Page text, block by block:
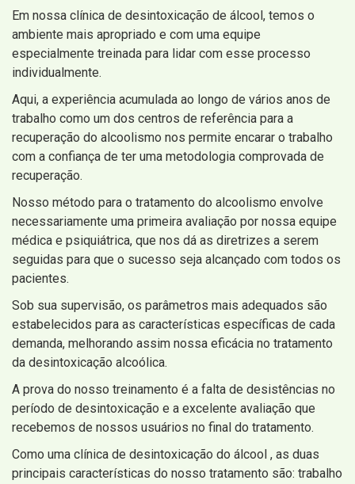
Em nossa clínica de desintoxicação de álcool, temos o
ambiente mais apropriado e com uma equipe
especialmente treinada para lidar com esse processo
individualmente.
Aqui, a experiência acumulada ao longo de vários anos de
trabalho como um dos centros de referência para a
recuperação do alcoolismo nos permite encarar o trabalho
com a confiança de ter uma metodologia comprovada de
recuperação.
Nosso método para o tratamento do alcoolismo envolve
necessariamente uma primeira avaliação por nossa equipe
médica e psiquiátrica, que nos dá as diretrizes a serem
seguidas para que o sucesso seja alcançado com todos os
pacientes.
Sob sua supervisão, os parâmetros mais adequados são
estabelecidos para as características específicas de cada
demanda, melhorando assim nossa eficácia no tratamento
da desintoxicação alcoólica.
A prova do nosso treinamento é a falta de desistências no
período de desintoxicação e a excelente avaliação que
recebemos de nossos usuários no final do tratamento.
Como uma clínica de desintoxicação do álcool , as duas
principais características do nosso tratamento são: trabalho